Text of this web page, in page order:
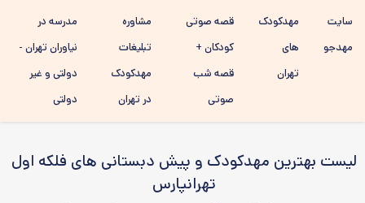
سایت
مهدجو
مهدکودک
های
تهران
قصه صوتی
کودکان +
قصه شب
صوتی
مشاوره
تبلیغات
مهدکودک
در تهران
مدرسه در
نیاوران تهران -
دولتی و غیر
دولتی
لیست بهترین مهدکودک و پیش دبستانی های فلکه اول
تهرانپارس